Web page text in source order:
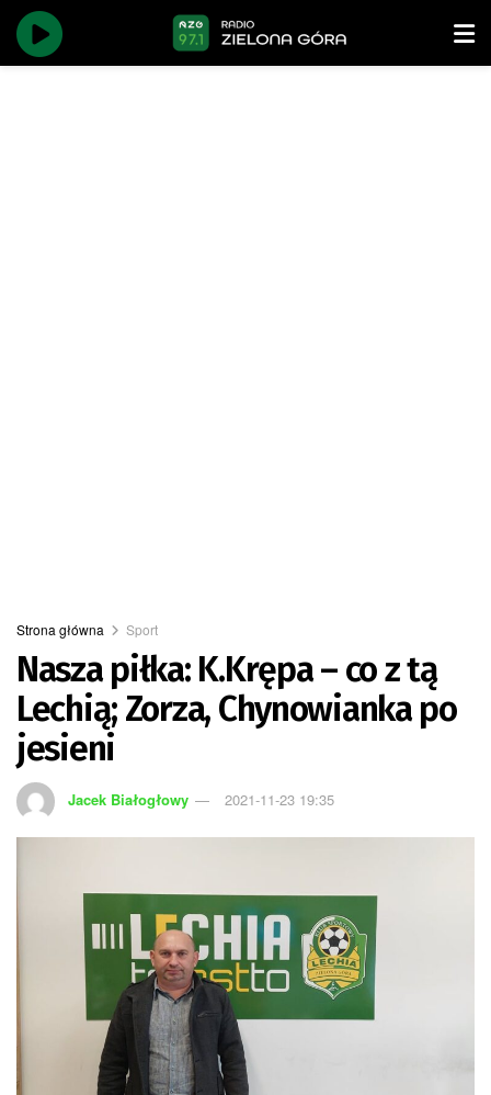
Strona główna Sport
Nasza piłka: K.Krępa – co z tą
Lechią; Zorza, Chynowianka po
jesieni
Jacek Białogłowy 2021-11-23 19:35